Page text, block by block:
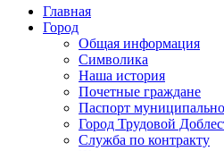
Главная
Город
Общая информация
Символика
Наша история
Почетные граждане
Паспорт
Город Трудовой
Служба по контракту